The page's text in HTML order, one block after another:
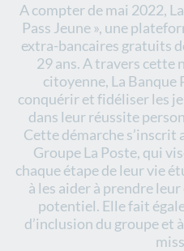
A compter de mai 2022,
Pass Jeune », une
extra-bancaires gratuits
29 ans. A travers cette
citoyenne, La
conquérir et fidéliser les
dans leur réussite
Cette démarche
Groupe La Poste, qui
chaque étape de leur vie
à les aider à prendre
potentiel. Elle fait
d’inclusion du groupe et